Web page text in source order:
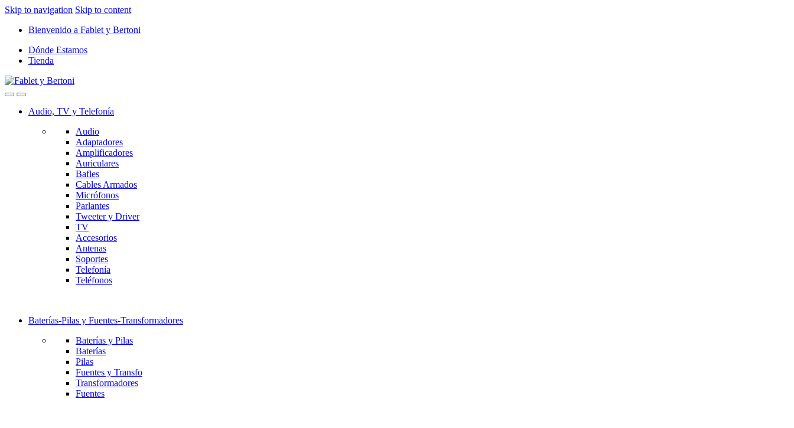
Skip to navigation Skip to content
Bienvenido a Fablet y Bertoni
Dónde Estamos
Tienda
Audio, TV y Telefonía
Audio
Adaptadores
Amplificadores
Auriculares
Bafles
Cables Armados
Micrófonos
Parlantes
Tweeter y Driver
TV
Accesorios
Antenas
Soportes
Telefonía
Teléfonos
Baterías-Pilas y Fuentes-Transformadores
Baterías y Pilas
Baterías
Pilas
Fuentes y Transfo
Transformadores
Fuentes